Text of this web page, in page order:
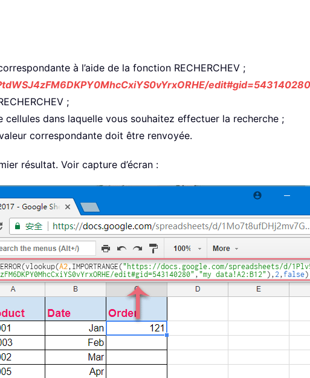
à l’aide de la fonction RECHERCHEV ;
;
dans laquelle vous souhaitez effectuer la recherche ;
correspondante doit être renvoyée.
résultat. Voir capture d’écran :